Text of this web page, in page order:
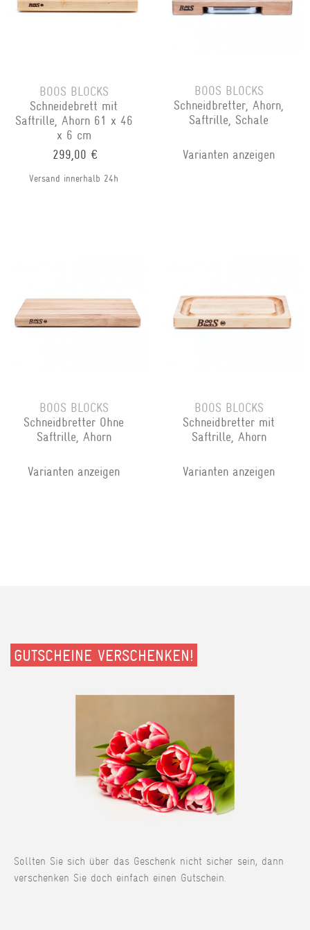
BOOS BLOCKS
Schneidebrett mit
Saftrille, Ahorn 61 x 46
x 6 cm
299,00 €
Versand innerhalb 24h
BOOS BLOCKS
Schneidbretter, Ahorn,
Saftrille, Schale
Varianten anzeigen
BOOS BLOCKS
Schneidbretter Ohne
Saftrille, Ahorn
Varianten anzeigen
BOOS BLOCKS
Schneidbretter mit
Saftrille, Ahorn
Varianten anzeigen
GUTSCHEINE VERSCHENKEN!
Sollten Sie sich über das Geschenk nicht sicher sein, dann
verschenken Sie doch einfach einen Gutschein.